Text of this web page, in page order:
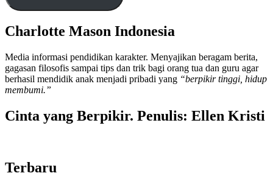
Charlotte Mason Indonesia
Media informasi pendidikan karakter. Menyajikan beragam berita,
gagasan filosofis sampai tips dan trik bagi orang tua dan guru agar
berhasil mendidik anak menjadi pribadi yang “berpikir tinggi, hidup
membumi.”
Cinta yang Berpikir. Penulis: Ellen Kristi
Terbaru